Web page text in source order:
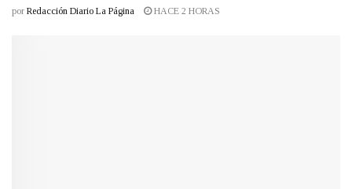
por Redacción Diario La Página HACE 2 HORAS